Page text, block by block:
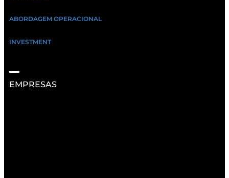
ABORDAGEM OPERACIONAL
INVESTMENT
EMPRESAS